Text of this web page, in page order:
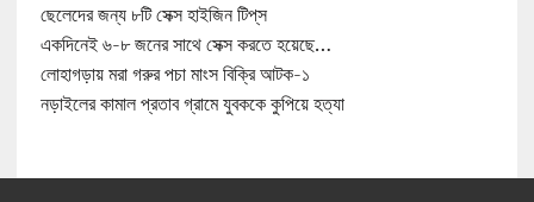
ছেলেদের জন্য ৮টি সেক্স হাইজিন টিপ্‌স
একদিনেই ৬-৮ জনের সাথে সেক্স করতে হয়েছে…
লোহাগড়ায় মরা গরুর পচা মাংস বিক্রি আটক-১
নড়াইলের কামাল প্রতাব গ্রামে যুবককে কুপিয়ে হত্যা